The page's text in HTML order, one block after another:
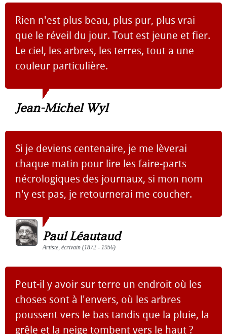
Rien n'est plus beau, plus pur, plus vrai
que le réveil du jour. Tout est jeune et fier.
Le ciel, les arbres, les terres, tout a une
couleur particulière.
Jean-Michel Wyl
Si je deviens centenaire, je me lèverai
chaque matin pour lire les faire-parts
nécrologiques des journaux, si mon nom
n'y est pas, je retournerai me coucher.
Paul Léautaud
Artiste, écrivain (1872 - 1956)
Peut-il y avoir sur terre un endroit où les
choses sont à l'envers, où les arbres
poussent vers le bas tandis que la pluie, la
grêle et la neige tombent vers le haut ?